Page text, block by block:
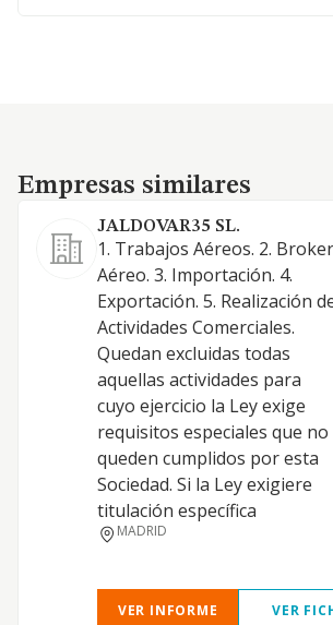
Empresas similares
Empresas similares
JALDOVAR35 SL.
1. Trabajos Aéreos. 2. Broker
Aéreo. 3. Importación. 4.
Exportación. 5. Realización
Actividades Comerciales.
Quedan excluidas todas
aquellas actividades para
cuyo ejercicio la Ley exige
requisitos especiales que no
queden cumplidos por esta
Sociedad. Si la Ley exigiere
titulación específica
MADRID
VER INFORME VER